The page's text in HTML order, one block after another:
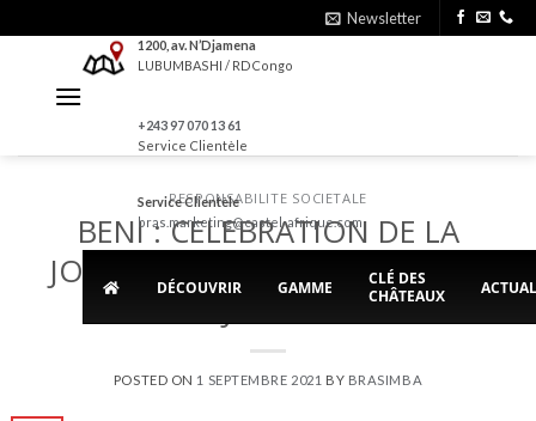
to
Newsletter
1200, av. N’Djamena
LUBUMBASHI / RDCongo
+243 97 070 13 61
Service Clientèle
Service Clientèle
bras.marketing@castel-afrique.com
DÉCOUVRIR GAMME
CLÉ DES
CHÂTEAUX
RESPONSABILITE SOCIETALE
BENI : CELEBRATION DE LA
JOURNEE INTERNATIONALE DE
POSTED ON 1 SEPTEMBRE 2021 BY BRASIMBA